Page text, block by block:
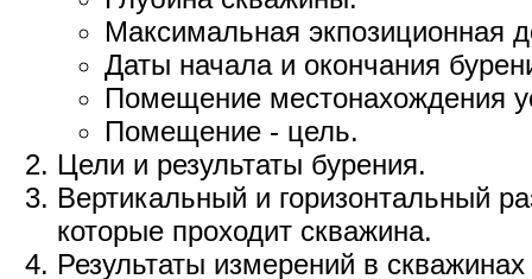
Максимальная экпозиционная
Даты начала и окончания
Помещение местонахождения
Помещение - цель.
Цели и результаты бурения.
Вертикальный и горизонтальный
которые проходит скважина.
Результаты измерений в скважинах